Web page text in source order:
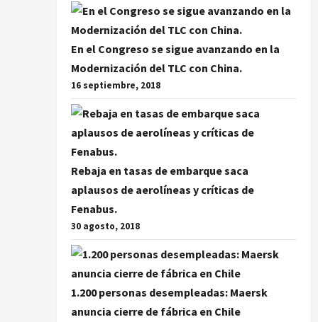
En el Congreso se sigue avanzando en la
Modernización del TLC con China.
16 septiembre, 2018
Rebaja en tasas de embarque saca
aplausos de aerolíneas y críticas de
Fenabus.
30 agosto, 2018
1.200 personas desempleadas: Maersk
anuncia cierre de fábrica en Chile